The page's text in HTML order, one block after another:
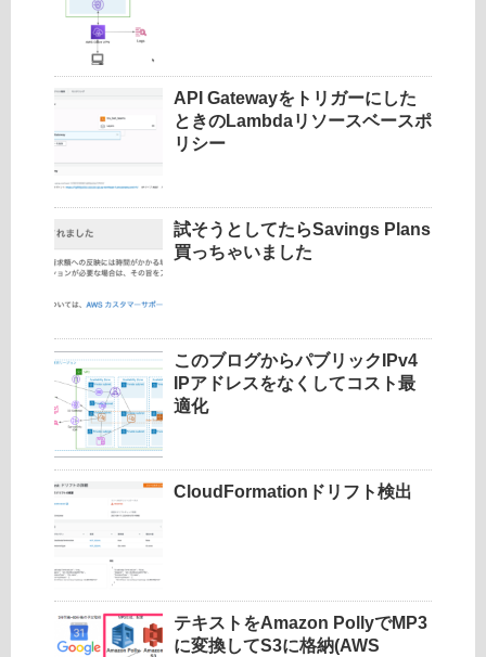
API Gatewayをトリガーにした
ときのLambdaリソースベースポ
リシー
試そうとしてたらSavings Plans
買っちゃいました
このブログからパブリックIPv4
IPアドレスをなくしてコスト最
適化
CloudFormationドリフト検出
テキストをAmazon PollyでMP3
に変換してS3に格納(AWS